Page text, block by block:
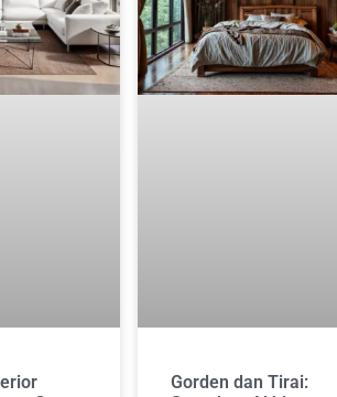
Gorden dan Tirai: